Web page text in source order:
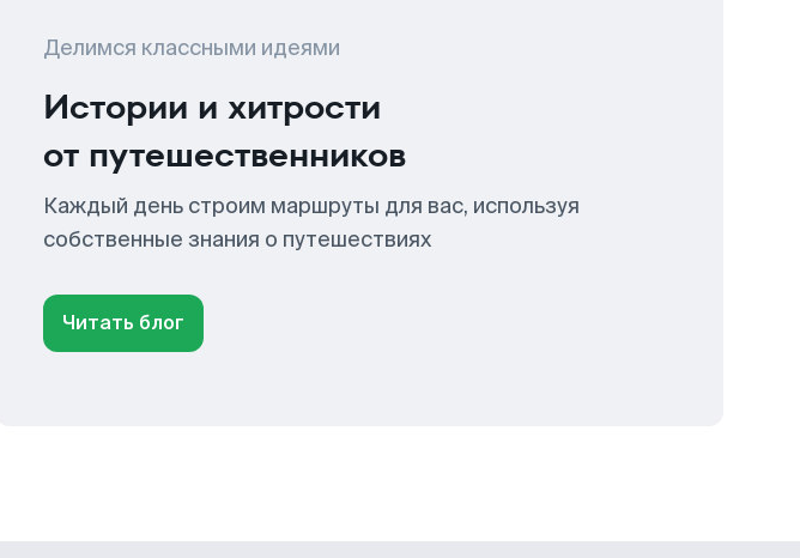
Делимся классными идеями
Истории и хитрости
от путешественников
Каждый день строим маршруты для вас, используя
собственные знания о путешествиях
Читать блог